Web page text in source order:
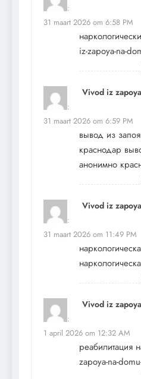
schreef:
31 maart 2026 om 6:58 PM
iz-zapoya-na-
Vivod iz
schreef:
31 maart 2026 om 6:59 PM
вывод из
краснодар
анонимно
Vivod iz
schreef:
31 maart 2026 om 11:49 PM
Vivod iz
schreef:
1 april 2026 om 12:32 AM
реабилитация
zapoya-na-